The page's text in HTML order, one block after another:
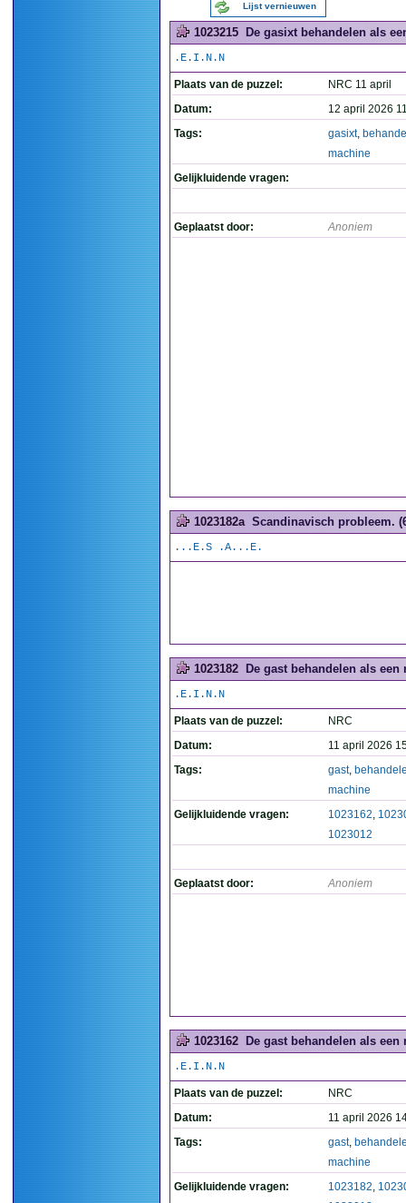
Lijst vernieuwen
1023215 De gasixt behandelen als
.E.I.N.N
Plaats van de puzzel:
NRC 11 april
Datum:
12 april 2026
Tags:
gasixt,
machine
Gelijkluidende vragen:
Geplaatst door: Anoniem
1023182a Scandinavisch probleem.
...E.S .A...E.
1023182 De gast behandelen als een
.E.I.N.N
Plaats van de puzzel:
NRC
Datum:
11 april 2026
Tags:
gast,
machine
Gelijkluidende vragen:
1023162,
1023012
Geplaatst door: Anoniem
1023162 De gast behandelen als een
.E.I.N.N
Plaats van de puzzel:
NRC
Datum:
11 april 2026
Tags:
gast,
machine
Gelijkluidende vragen:
1023182,